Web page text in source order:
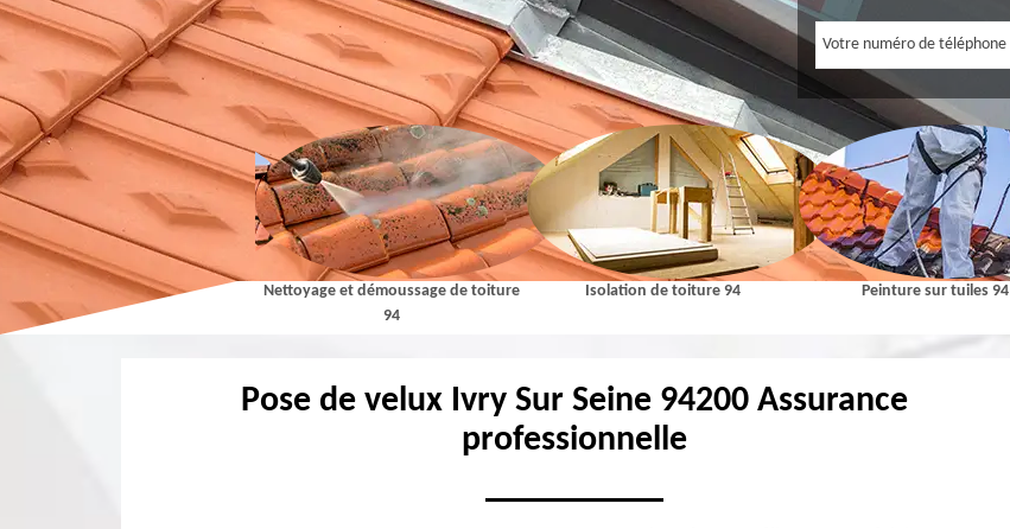
Couvreur 94
Nettoyage et démoussage de toiture
94
Isolation de toiture 94 Peinture sur tuiles 94
Pose de velux Ivry Sur Seine 94200 Assurance
professionnelle